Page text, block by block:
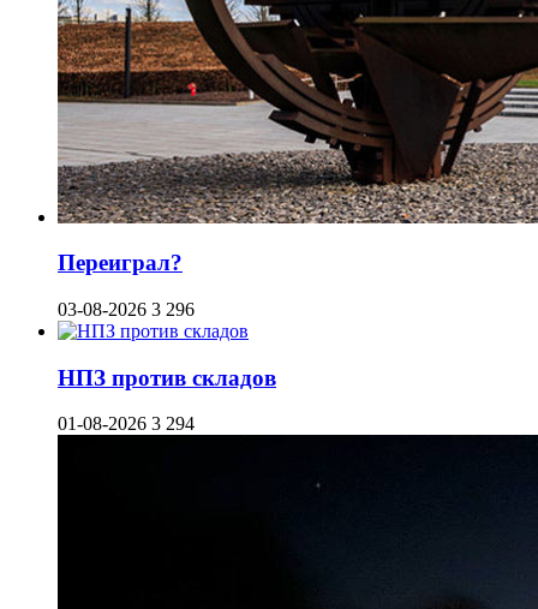
Переиграл?
03-08-2026 3 296
НПЗ против складов
01-08-2026 3 294